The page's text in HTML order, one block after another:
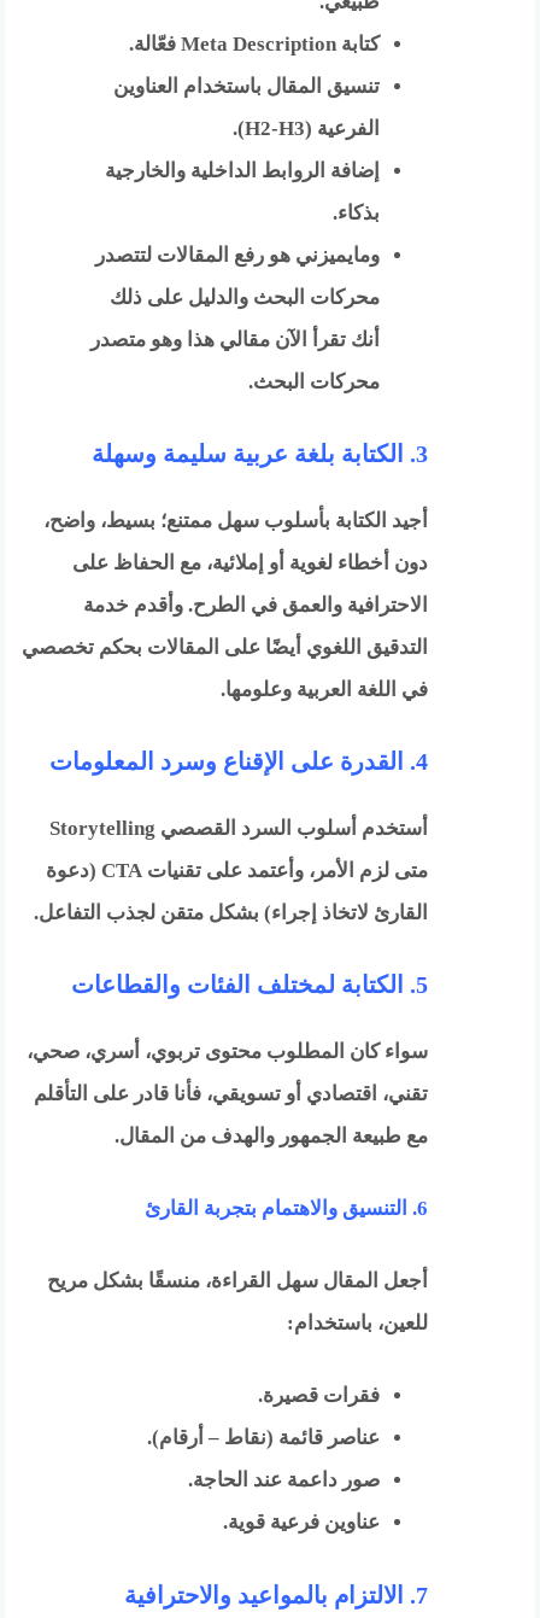
كتابة Meta Description فعّالة.
تنسيق المقال باستخدام العناوين
الفرعية (H2-H3).
إضافة الروابط الداخلية والخارجية
بذكاء.
ومايميزني هو رفع المقالات لتتصدر
محركات البحث والدليل على ذلك
أنك تقرأ الآن مقالي هذا وهو متصدر
محركات البحث.
3. الكتابة بلغة عربية سليمة وسهلة
أجيد الكتابة بأسلوب سهل ممتنع؛ بسيط، واضح،
دون أخطاء لغوية أو إملائية، مع الحفاظ على
الاحترافية والعمق في الطرح. وأقدم خدمة
التدقيق اللغوي أيضًا على المقالات بحكم تخصصي
في اللغة العربية وعلومها.
4. القدرة على الإقناع وسرد المعلومات
أستخدم أسلوب السرد القصصي Storytelling
متى لزم الأمر، وأعتمد على تقنيات CTA (دعوة
القارئ لاتخاذ إجراء) بشكل متقن لجذب التفاعل.
5. الكتابة لمختلف الفئات والقطاعات
سواء كان المطلوب محتوى تربوي، أسري، صحي،
تقني، اقتصادي أو تسويقي، فأنا قادر على التأقلم
مع طبيعة الجمهور والهدف من المقال.
6. التنسيق والاهتمام بتجربة القارئ
أجعل المقال سهل القراءة، منسقًا بشكل مريح
للعين، باستخدام:
فقرات قصيرة.
عناصر قائمة (نقاط – أرقام).
صور داعمة عند الحاجة.
عناوين فرعية قوية.
7. الالتزام بالمواعيد والاحترافية